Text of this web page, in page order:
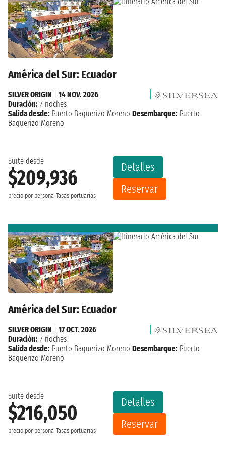
América del Sur: Ecuador
Suite desde
$209,936
precio por persona Tasas portuarias
Detalles
Reservar
SILVER ORIGIN
14 NOV. 2026
Duración: 7 noches
Salida desde: Puerto Baquerizo Moreno Desembarque: Puerto
Baquerizo Moreno
América del Sur: Ecuador
Suite desde
$216,050
precio por persona Tasas portuarias
Detalles
Reservar
SILVER ORIGIN
17 OCT. 2026
Duración: 7 noches
Salida desde: Puerto Baquerizo Moreno Desembarque: Puerto
Baquerizo Moreno